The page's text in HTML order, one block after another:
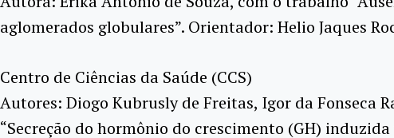
aglomerados globulares”. Orientador: Helio Jaques
Centro de Ciências da Saúde (CCS)
Autores: Diogo Kubrusly de Freitas, Igor da Fonseca
“Secreção do hormônio do crescimento (GH)